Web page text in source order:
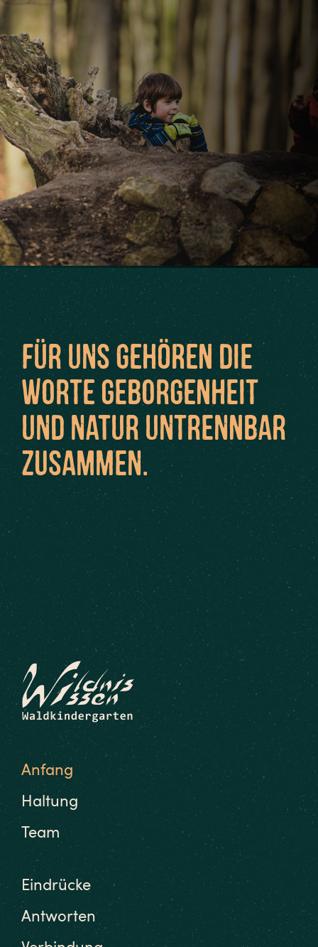
Für uns gehören die
Worte Geborgenheit
und Natur untrennbar
zusammen.
Anfang
Haltung
Team
Eindrücke
Antworten